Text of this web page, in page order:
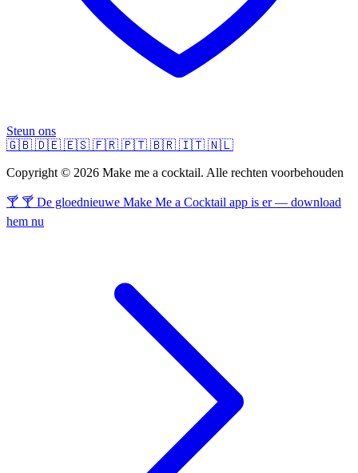
Steun ons
🇬🇧 🇩🇪 🇪🇸 🇫🇷 🇵🇹 🇧🇷 🇮🇹 🇳🇱
Copyright © 2026 Make me a cocktail. Alle rechten voorbehouden
🍸 🍸 De gloednieuwe Make Me a Cocktail app is er — download
hem nu